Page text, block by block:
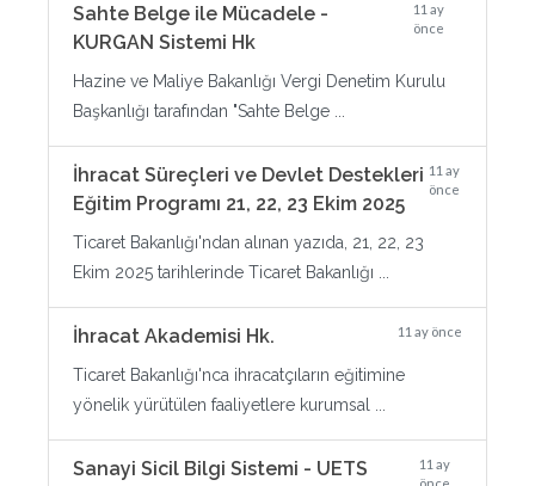
Sahte Belge ile Mücadele -
KURGAN Sistemi Hk
11 ay
önce
Hazine ve Maliye Bakanlığı Vergi Denetim Kurulu
Başkanlığı tarafından "Sahte Belge ...
İhracat Süreçleri ve Devlet Destekleri
Eğitim Programı 21, 22, 23 Ekim 2025
11 ay
önce
Ticaret Bakanlığı'ndan alınan yazıda, 21, 22, 23
Ekim 2025 tarihlerinde Ticaret Bakanlığı ...
İhracat Akademisi Hk. 11 ay önce
Ticaret Bakanlığı'nca ihracatçıların eğitimine
yönelik yürütülen faaliyetlere kurumsal ...
Sanayi Sicil Bilgi Sistemi - UETS
11 ay